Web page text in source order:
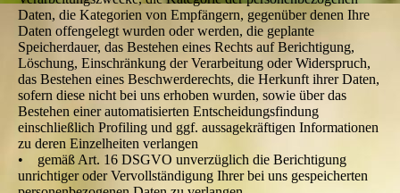
Daten, die Kategorien von Empfängern, gegenüber denen Ihre
Daten offengelegt wurden oder werden, die geplante
Speicherdauer, das Bestehen eines Rechts auf Berichtigung,
Löschung, Einschränkung der Verarbeitung oder Widerspruch,
das Bestehen eines Beschwerderechts, die Herkunft ihrer Daten,
sofern diese nicht bei uns erhoben wurden, sowie über das
Bestehen einer automatisierten Entscheidungsfindung
einschließlich Profiling und ggf. aussagekräftigen Informationen
zu deren Einzelheiten verlangen
• gemäß Art. 16 DSGVO unverzüglich die Berichtigung
unrichtiger oder Vervollständigung Ihrer bei uns gespeicherten